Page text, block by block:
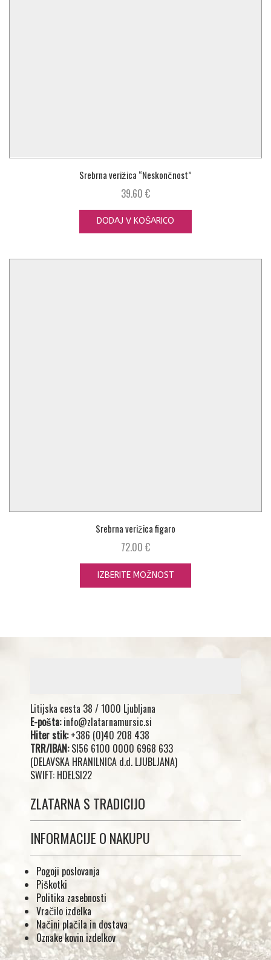
Srebrna verižica “Neskončnost”
39.60 €
DODAJ V KOŠARICO
Srebrna verižica figaro
72.00 €
IZBERITE MOŽNOST
Litijska cesta 38 / 1000 Ljubljana
E-pošta:info@zlatarnamursic.si
Hiter stik:+386 (0)40 208 438
TRR/IBAN:SI56 6100 0000 6968 633
(DELAVSKA HRANILNICA d.d. LJUBLJANA)
SWIFT: HDELSI22
ZLATARNA S TRADICIJO
INFORMACIJE O NAKUPU
Pogoji poslovanja
Piškotki
Politika zasebnosti
Vračilo izdelka
Načini plačila in dostava
Oznake kovin izdelkov